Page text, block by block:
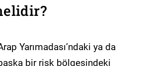
Yarımadası’ndaki ya da
bir risk bölgesindeki